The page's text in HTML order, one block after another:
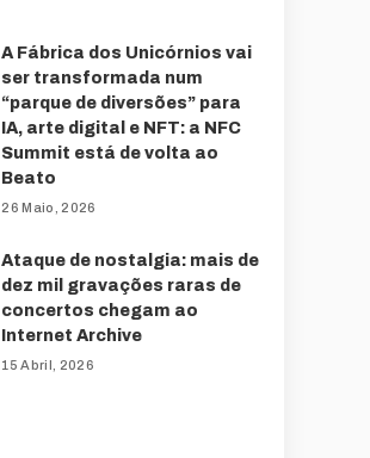
A Fábrica dos Unicórnios vai
ser transformada num
“parque de diversões” para
IA, arte digital e NFT: a NFC
Summit está de volta ao
Beato
26 Maio, 2026
Ataque de nostalgia: mais de
dez mil gravações raras de
concertos chegam ao
Internet Archive
15 Abril, 2026